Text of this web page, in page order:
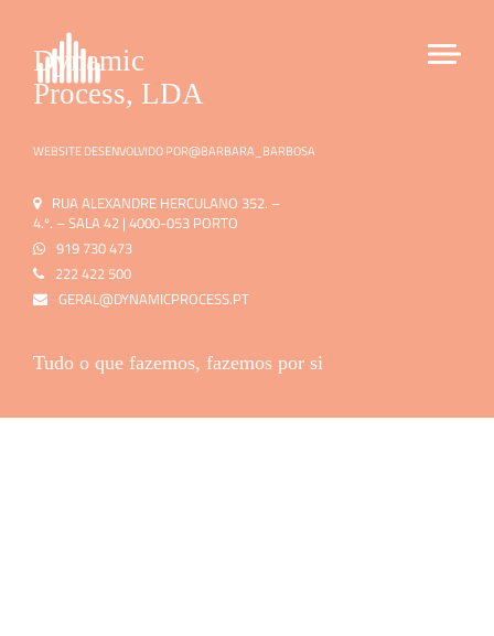
RUA ALEXANDRE HERCULANO 352. –
4.º. – SALA 42 | 4000-053 PORTO
919 730 473
222 422 500
GERAL@DYNAMICPROCESS.PT
Tudo o que fazemos, fazemos por si
Dynamic
Process, LDA
WEBSITE DESENVOLVIDO POR@BARBARA_BARBOSA